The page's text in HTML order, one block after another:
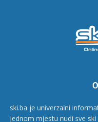
ski.ba je univerzalni
jednom mjestu nudi sve